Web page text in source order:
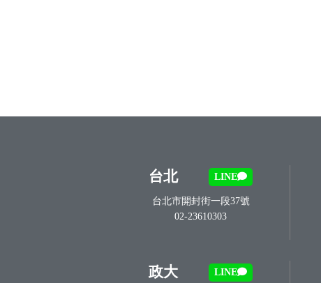
台北 LINE
台北市開封街一段37號
02-23610303
政大 LINE